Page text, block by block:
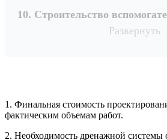
10. Строительство
Развернуть
1. Финальная стоимость
фактическим объемам работ.
2. Необходимость дренажной системы